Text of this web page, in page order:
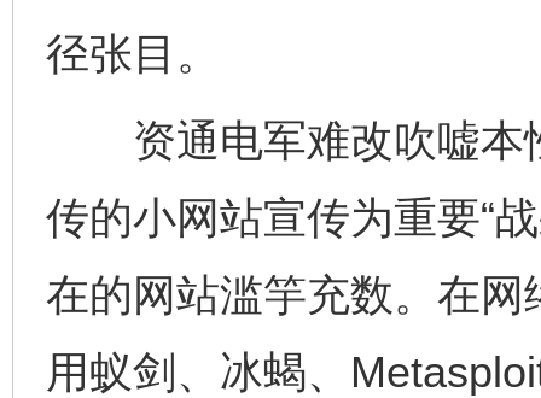
径张目。
资通电军难改吹嘘本
传的小网站宣传为重要“
在的网站滥竽充数。在
用蚁剑、冰蝎、